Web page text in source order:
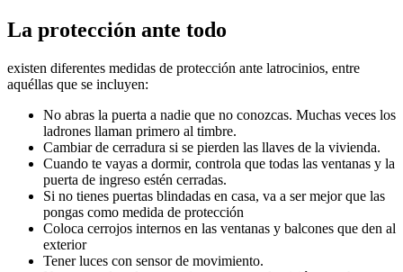
La protección ante todo
existen diferentes medidas de protección ante latrocinios, entre
aquéllas que se incluyen:
No abras la puerta a nadie que no conozcas. Muchas veces los
ladrones llaman primero al timbre.
Cambiar de cerradura si se pierden las llaves de la vivienda.
Cuando te vayas a dormir, controla que todas las ventanas y la
puerta de ingreso estén cerradas.
Si no tienes puertas blindadas en casa, va a ser mejor que las
pongas como medida de protección
Coloca cerrojos internos en las ventanas y balcones que den al
exterior
Tener luces con sensor de movimiento.